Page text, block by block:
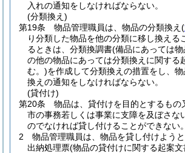
入れの通知をしなければならない。
(分類換え)
第19条
物品管理職員は、物品の分類換え (
り分類した物品を他の分類に移し換える
るときは、分類換調書(備品にあっては
の他の物品にあっては分類換えに関する
む。)を作成して分類換えの措置をし、
換えの通知をしなければならない。
(貸付け)
第20条
物品は、貸付けを目的とするもの
市の事務若しくは事業に支障を及ぼさな
のでなければ貸し付けることができない。
2
物品管理職員は、物品を貸し付けよう
出納処理票(物品の貸付けに関する起案